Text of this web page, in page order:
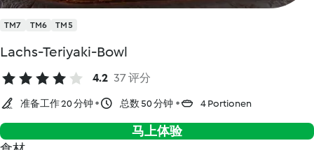
TM7 TM6 TM5
Lachs-Teriyaki-Bowl
4.2 37 评分
准备工作 20 分钟 总数 50 分钟 4 Portionen
马上体验